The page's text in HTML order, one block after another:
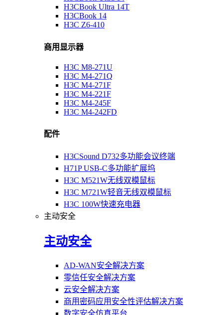
H3CBook Ultra 14T
H3CBook 14
H3C Z6-410
商用显示器
H3C M8-271U
H3C M4-271Q
H3C M4-271F
H3C M4-221F
H3C M4-245F
H3C M4-242FD
配件
H3CSound D732多功能会议终端
H71P USB-C多功能扩展坞
H3C M521W无线双模鼠标
H3C M721W轻音无线双模鼠标
H3C 100W快速充电器
主动安全
主动安全
AD-WAN安全解决方案
零信任安全解决方案
云安全解决方案
商用密码应用安全性评估解决方案